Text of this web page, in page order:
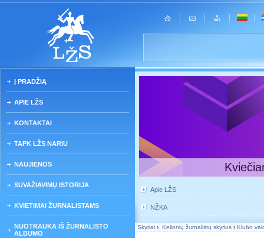
Į PRADŽIĄ
APIE LŽS
KONTAKTAI
TAPK LŽS NARIU
NAUJIENOS
SUVAŽIAVIMŲ ISTORIJA
KVIETIMAI ŽURNALISTAMS
NUOTRAUKA IŠ ŽURNALISTO
ALBUMO
Apie LŽS
NŽKA
Skyriai › Kelionių žurnalistų skyrius › Klubo